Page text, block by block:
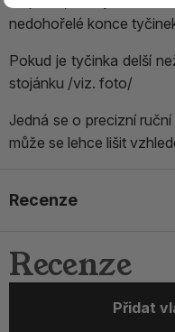
nedohořelé konce
Pokud je tyčinka delší
stojánku /viz. foto/
Jedná se o precizní
může se lehce lišit
Recenze
Recenze
Přidat